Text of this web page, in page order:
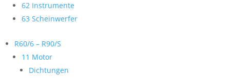
62 Instrumente
63 Scheinwerfer
R60/6 – R90/S
11 Motor
Dichtungen